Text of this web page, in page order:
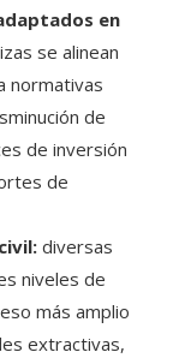
en
se alinean
normativas
de
de inversión
de
diversas
niveles de
más amplio
extractivas,